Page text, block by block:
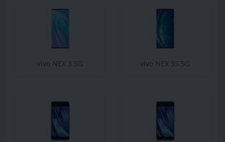
vivo NEX 3 5G vivo NEX 3S 5G